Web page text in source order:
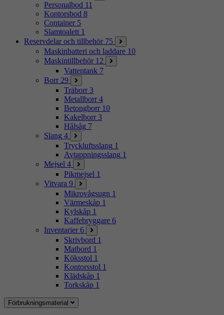
Personalbod 11
Kontorsbod 8
Container 5
Slamtoalett 1
Reservdelar och tillbehör 75
Maskinbatteri och laddare 10
Maskintillbehör 12
Vattentank 7
Borr 29
Träborr 3
Metallborr 4
Betongborr 10
Kakelborr 3
Hålsåg 7
Slang 4
Tryckluftsslang 1
Avtappningsslang 1
Mejsel 4
Pikmejsel 1
Vitvara 9
Mikrovågsugn 1
Värmeskåp 1
Kylskåp 1
Kaffebryggare 6
Inventarier 6
Skrivbord 1
Matbord 1
Köksstol 1
Kontorsstol 1
Klädskåp 1
Torkskåp 1
Förbrukningsmaterial